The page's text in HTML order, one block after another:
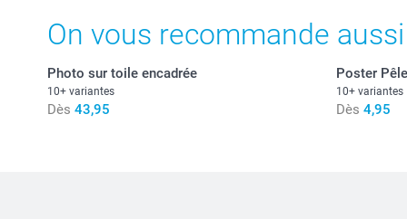
On vous recommande aussi
Photo sur toile encadrée
10+ variantes
Dès 43,95
Poster
10+ variantes
Dès 4,95